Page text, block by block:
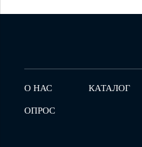
О НАС КАТАЛОГ
ОПРОС